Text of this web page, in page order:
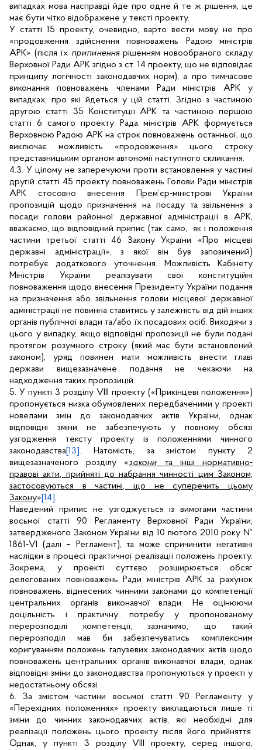
випадках мова насправді йде про одне й те ж рішення, це
має бути чітко відображене у тексті проекту.
У статті 15 проекту, очевидно, варто вести мову не про
«продовження здійснення повноважень Радою міністрів
АРК» (після їх припинення рішенням новообраного складу
Верховної Ради АРК згідно з ст. 14 проекту, що не відповідає
принципу логічності законодавчих норм), а про тимчасове
виконання повноважень членами Ради міністрів АРК у
випадках, про які йдеться у цій статті. Згідно з частиною
другою статті 35 Конституції АРК та частиною першою
статті 6 самого проекту Рада міністрів АРК формується
Верховною Радою АРК на строк повноважень останньої, що
виключає можливість «продовження» цього строку
представницьким органом автономії наступного скликання.
4.3. У цілому не заперечуючи проти встановлення у частині
другій статті 45 проекту повноважень Голови Ради міністрів
АРК стосовно внесення Прем’єр-міністрові України
пропозицій щодо призначення на посаду та звільнення з
посади голови районної державної адміністрації в АРК,
вважаємо, що відповідний припис (так само,
як і положення
частини третьої статті 46 Закону України «Про місцеві
державні адміністрації», з якої він був запозичений)
потребує додаткового уточнення. Можливість Кабінету
Міністрів України реалізувати свої конституційні
повноваження щодо внесення Президенту України подання
на призначення або звільнення голови місцевої державної
адміністрації не повинна ставитись у залежність від дій інших
органів публічної влади та/або їх посадових осіб. Виходячи з
цього у випадку, якщо відповідні пропозиції не були подані
протягом розумного строку (який має бути встановлений
законом), уряд повинен мати можливість внести главі
держави вищезазначене подання не чекаючи на
надходження таких пропозицій.
5. У пункті 3 розділу VIII проекту («Прикінцеві положення»)
пропонується низка обумовлених передбаченими у проекті
новелами змін до законодавчих актів України, однак
відповідні зміни не забезпечують у повному обсязі
узгодження тексту проекту із положеннями чинного
законодавства [13] . Натомість, за змістом пункту 2
вищезазначеного розділу «закони та інші нормативно-
правові акти, прийняті до набрання чинності цим Законом,
застосовуються в частині, що не суперечить цьому
Закону» [14] .
Наведений припис не узгоджується із вимогами частини
восьмої статті 90 Регламенту Верховної Ради України,
затвердженого Законом України від 10 лютого 2010 року №
1861-VI
(далі – Регламент), та може спричинити негативні
наслідки в процесі практичної реалізації положень проекту.
Зокрема, у проекті суттєво розширюється обсяг
делегованих повноважень Ради міністрів АРК за рахунок
повноважень, віднесених чинними законами до компетенції
центральних органів виконавчої влади. Не оцінюючи
доцільність і практичну потребу у пропонованому
перерозподілі компетенції, зазначимо, що такий
перерозподіл мав би забезпечуватись комплексним
коригуванням положень галузевих законодавчих актів щодо
повноважень центральних органів виконавчої влади, однак
відповідні зміни до законодавства пропонуються у проекті у
недостатньому обсязі.
6.За змістом частини восьмої статті 90 Регламенту у
«Перехідних положеннях» проекту викладаються лише ті
зміни до чинних законодавчих актів, які необхідні для
реалізації положень цього проекту після його прийняття.
Однак, у пункті 3 розділу VIII проекту, серед іншого,